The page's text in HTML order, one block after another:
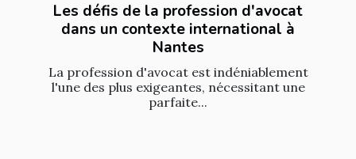
Les défis de la profession d'avocat
dans un contexte international à
Nantes
La profession d'avocat est indéniablement
l'une des plus exigeantes, nécessitant une
parfaite...